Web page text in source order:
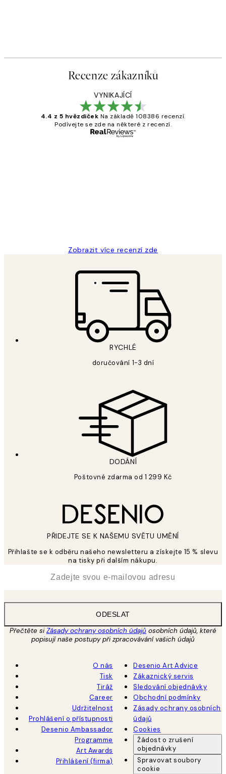
Recenze zákazníků
VYNIKAJÍCÍ
4.4 z 5 hvězdiček Na základě 108386 recenzí.
Podívejte se zde na některé z recenzí.
Zobrazit více recenzí zde
RYCHLÉ
doručování 1-3 dní
DODÁNÍ
Poštovné zdarma od 1 299 Kč
PŘIDEJTE SE K NAŠEMU SVĚTU UMĚNÍ
Přihlašte se k odběru našeho newsletteru a získejte 15 % slevu
na tisky při dalším nákupu.
ODESLAT
Přečtěte siZásady ochrany osobních údajů osobních údajů, které
popisují naše postupy při zpracovávání vašich údajů
O nás
Tisk
Tiráž
Career
Udržitelnost
Prohlášení o přístupnosti
Desenio Ambassador
Programme
Art Awards
Přihlášení (firma)
Desenio Art Advice
Zákaznický servis
Sledování objednávky
Obchodní podmínky
Zásady ochrany osobních
údajů
Cookies
Žádost o zrušení
objednávky
Spravovat soubory
cookie